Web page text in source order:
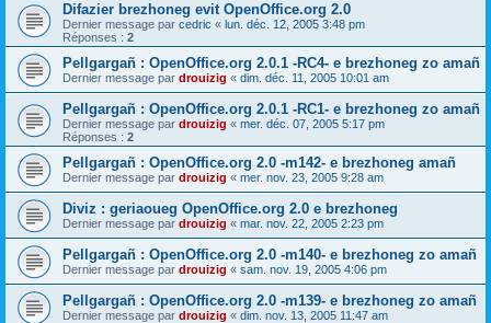
Difazier brezhoneg evit OpenOffice.org 2.0
Dernier message par cedric « lun. déc. 12, 2005 3:48 pm
Réponses : 2
Pellgargañ : OpenOffice.org 2.0.1 -RC4- e brezhoneg zo amañ
Dernier message par drouizig « dim. déc. 11, 2005 10:01 am
Pellgargañ : OpenOffice.org 2.0.1 -RC1- e brezhoneg zo amañ
Dernier message par drouizig « mer. déc. 07, 2005 5:17 pm
Réponses : 2
Pellgargañ : OpenOffice.org 2.0 -m142- e brezhoneg amañ
Dernier message par drouizig « mer. nov. 23, 2005 9:28 am
Diviz : geriaoueg OpenOffice.org 2.0 e brezhoneg
Dernier message par drouizig « mar. nov. 22, 2005 2:23 pm
Pellgargañ : OpenOffice.org 2.0 -m140- e brezhoneg zo amañ
Dernier message par drouizig « sam. nov. 19, 2005 4:06 pm
Pellgargañ : OpenOffice.org 2.0 -m139- e brezhoneg zo amañ
Dernier message par drouizig « dim. nov. 13, 2005 11:47 am